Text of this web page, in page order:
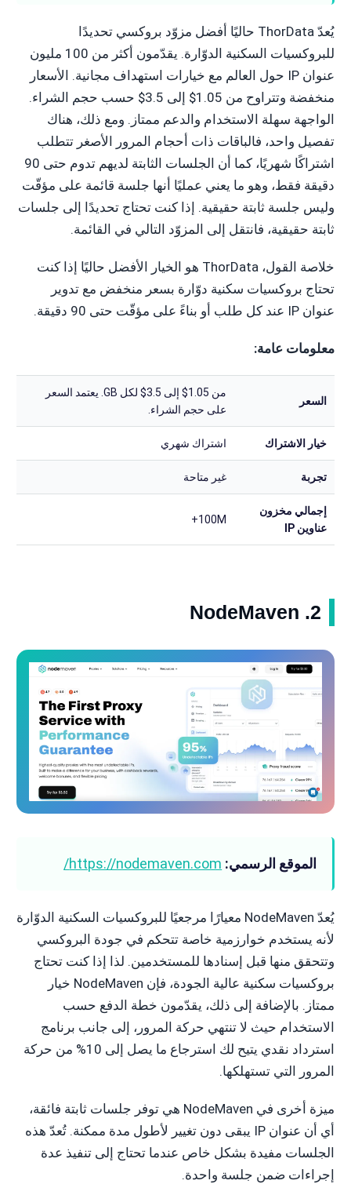
يُعدّ ThorData حاليًا أفضل مزوّد بروكسي تحديدًا
للبروكسيات السكنية الدوّارة. يقدّمون أكثر من 100 مليون
عنوان IP حول العالم مع خيارات استهداف مجانية. الأسعار
منخفضة وتتراوح من 1.05$ إلى 3.5$ حسب حجم الشراء.
الواجهة سهلة الاستخدام والدعم ممتاز. ومع ذلك، هناك
تفصيل واحد، فالباقات ذات أحجام المرور الأصغر تتطلب
اشتراكًا شهريًا، كما أن الجلسات الثابتة لديهم تدوم حتى 90
دقيقة فقط، وهو ما يعني عمليًا أنها جلسة قائمة على مؤقّت
وليس جلسة ثابتة حقيقية. إذا كنت تحتاج تحديدًا إلى جلسات
ثابتة حقيقية، فانتقل إلى المزوّد التالي في القائمة.
خلاصة القول، ThorData هو الخيار الأفضل حاليًا إذا كنت
تحتاج بروكسيات سكنية دوّارة بسعر منخفض مع تدوير
عنوان IP عند كل طلب أو بناءً على مؤقّت حتى 90 دقيقة.
معلومات عامة:
السعر
من 1.05$ إلى 3.5$ لكل GB. يعتمد السعر
على حجم الشراء.
خيار الاشتراك اشتراك شهري
تجربة غير متاحة
إجمالي مخزون
عناوين IP
100M+
2. NodeMaven
الموقع الرسمي: https://nodemaven.com/
يُعدّ NodeMaven معيارًا مرجعيًا للبروكسيات السكنية الدوّارة
لأنه يستخدم خوارزمية خاصة تتحكم في جودة البروكسي
وتتحقق منها قبل إسنادها للمستخدمين. لذا إذا كنت تحتاج
بروكسيات سكنية عالية الجودة، فإن NodeMaven خيار
ممتاز. بالإضافة إلى ذلك، يقدّمون خطة الدفع حسب
الاستخدام حيث لا تنتهي حركة المرور، إلى جانب برنامج
استرداد نقدي يتيح لك استرجاع ما يصل إلى 10% من حركة
المرور التي تستهلكها.
ميزة أخرى في NodeMaven هي توفر جلسات ثابتة فائقة،
أي أن عنوان IP يبقى دون تغيير لأطول مدة ممكنة. تُعدّ هذه
الجلسات مفيدة بشكل خاص عندما تحتاج إلى تنفيذ عدة
إجراءات ضمن جلسة واحدة.